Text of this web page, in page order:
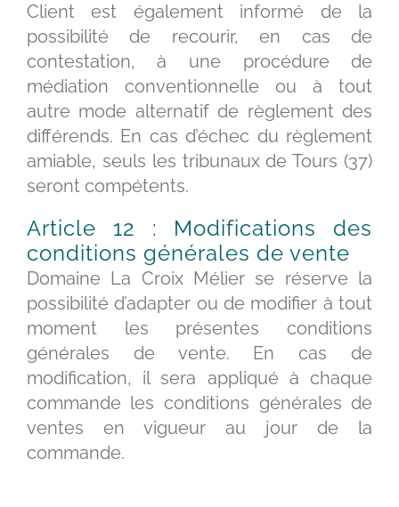
Client est également informé de la
possibilité de recourir, en cas de
contestation, à une procédure de
médiation conventionnelle ou à tout
autre mode alternatif de règlement des
différends. En cas d’échec du règlement
amiable, seuls les tribunaux de Tours (37)
seront compétents.
Article 12 : Modifications des
conditions générales de vente
Domaine La Croix Mélier se réserve la
possibilité d’adapter ou de modifier à tout
moment les présentes conditions
générales de vente. En cas de
modification, il sera appliqué à chaque
commande les conditions générales de
ventes en vigueur au jour de la
commande.